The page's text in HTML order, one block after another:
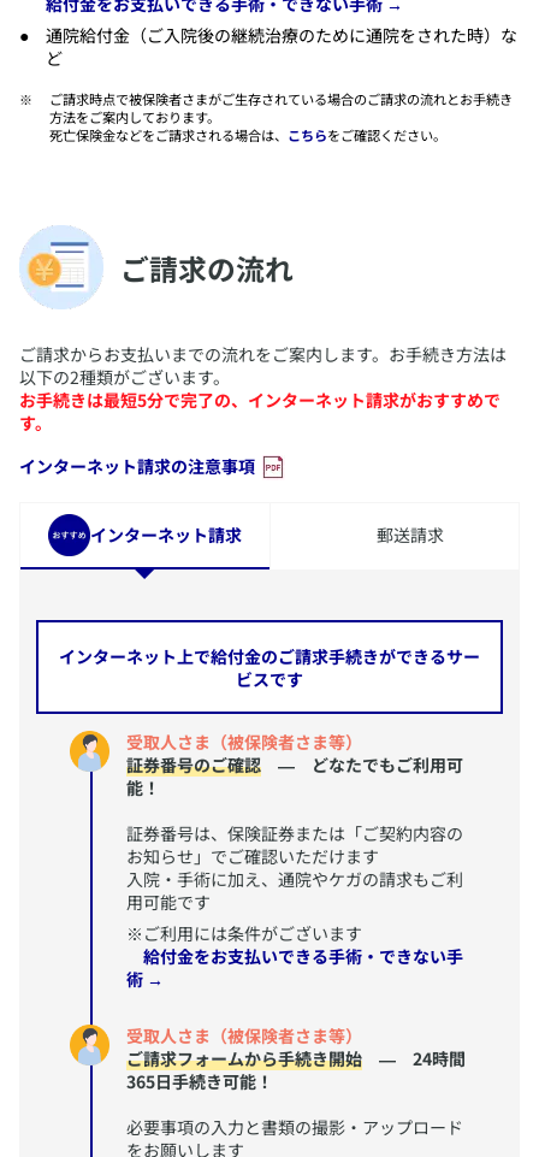
​通院給付金（ご入院後の継続治療のために通院をされた時）な
ど
​ご請求時点で被保険者さまがご生存されている場合のご請求の流れとお手続き
方法をご案内しております。
死亡保険金などをご請求される場合は、 こちらをご確認ください。
​ご請求の流れ
​ご請求からお支払いまでの流れをご案内します。お手続き方法は
以下の2種類がございます。
お手続きは最短5分で完了の、インターネット請求がおすすめで
す。
​インターネット請求の注意事項
​インターネット請求 ​郵送請求
インターネット上で給付金のご請求手続きができるサー
ビスです
受取人さま（被保険者さま等）
証券番号のご確認 ― どなたでもご利用可
能！
証券番号は、保険証券または「ご契約内容の
お知らせ」でご確認いただけます
入院・手術に加え、通院やケガの請求もご利
用可能です
※ご利用には条件がございます
給付金をお支払いできる手術・できない手
術 →
受取人さま（被保険者さま等）
ご請求フォームから手続き開始 ― 24時間
365日手続き可能！
必要事項の入力と書類の撮影・アップロード
をお願いします